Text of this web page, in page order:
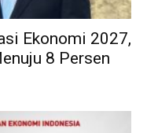
Ekonomi 2027,
8 Persen